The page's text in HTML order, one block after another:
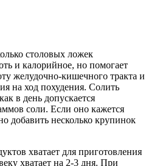
столовых ложек
и калорийное, но помогает
желудочно-кишечного тракта и
на ход похудения. Солить
в день допускается
соли. Если оно кажется
добавить несколько крупинок
хватает для приготовления
хватает на 2-3 дня. При